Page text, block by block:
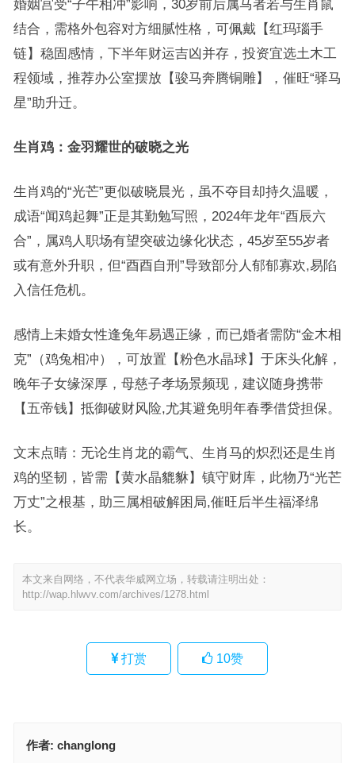
婚姻宫受“子午相冲”影响，30岁前后属马者若与生肖鼠
结合，需格外包容对方细腻性格，可佩戴【红玛瑙手
链】稳固感情，下半年财运吉凶并存，投资宜选土木工
程领域，推荐办公室摆放【骏马奔腾铜雕】，催旺“驿马
星”助升迁。
生肖鸡：金羽耀世的破晓之光
生肖鸡的“光芒”更似破晓晨光，虽不夺目却持久温暖，
成语“闻鸡起舞”正是其勤勉写照，2024年龙年“酉辰六
合”，属鸡人职场有望突破边缘化状态，45岁至55岁者
或有意外升职，但“酉酉自刑”导致部分人郁郁寡欢,易陷
入信任危机。
感情上未婚女性逢兔年易遇正缘，而已婚者需防“金木相
克”（鸡兔相冲），可放置【粉色水晶球】于床头化解，
晚年子女缘深厚，母慈子孝场景频现，建议随身携带
【五帝钱】抵御破财风险,尤其避免明年春季借贷担保。
文末点睛：无论生肖龙的霸气、生肖马的炽烈还是生肖
鸡的坚韧，皆需【黄水晶貔貅】镇守财库，此物乃“光芒
万丈”之根基，助三属相破解困局,催旺后半生福泽绵
长。
本文来自网络，不代表华威网立场，转载请注明出处：
http://wap.hlwvv.com/archives/1278.html
打赏 10赞
作者: changlong